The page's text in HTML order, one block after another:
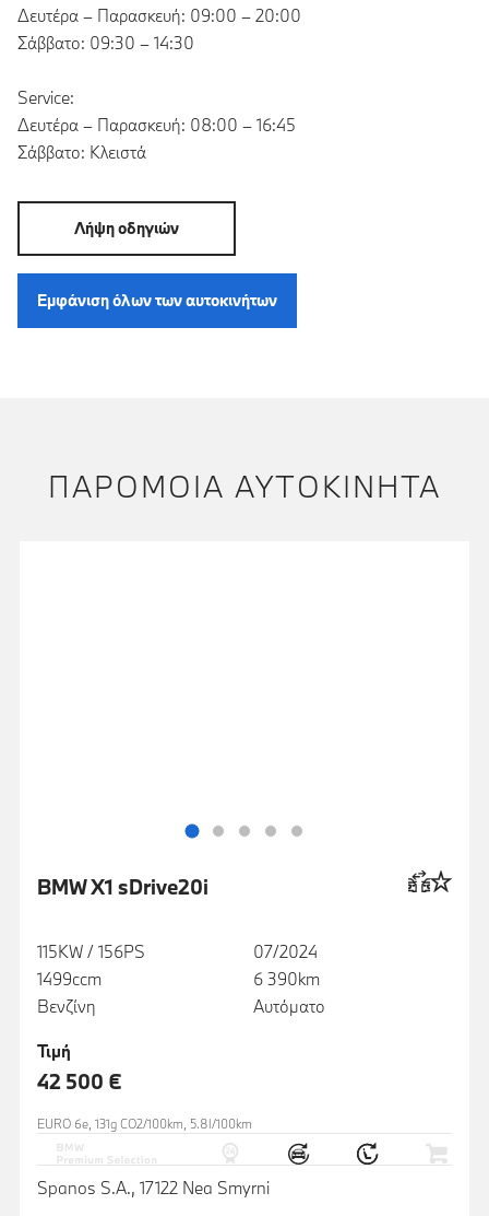
Δευτέρα – Παρασκευή: 09:00 – 20:00
Σάββατο: 09:30 – 14:30
Service:
Δευτέρα – Παρασκευή: 08:00 – 16:45
Σάββατο: Κλειστά
Λήψη οδηγιών
Εμφάνιση όλων των αυτοκινήτων
ΠΑΡΌΜΟΙΑ ΑΥΤΟΚΊΝΗΤΑ
BMW X1 sDrive20i
115KW / 156PS
1499ccm
Βενζίνη
07/2024
6 390km
Αυτόματο
Τιμή
42 500 €
EURO 6e, 131g CO2/100km, 5.8l/100km
Spanos S.A., 17122 Nea Smyrni